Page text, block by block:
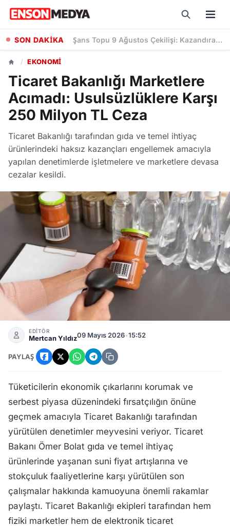
SON DAKİKA Kademeli Emeklilikte 1999 Sonrası Sigortalılar İçin Yaş Ve Prim Günü Şartları Neler?
/ EKONOMI
Ticaret Bakanlığı Marketlere
Acımadı: Usulsüzlüklere Karşı
250 Milyon TL Ceza
Ticaret Bakanlığı tarafından gıda ve temel ihtiyaç
ürünlerindeki haksız kazançları engellemek amacıyla
yapılan denetimlerde işletmelere ve marketlere devasa
cezalar kesildi.
Ticaret Bakanlığı Marketlere Acımadı: Usulsüzlüklere
EDİTÖR
Mertcan Yıldız09 Mayıs 2026•15:52
PAYLAŞ
Tüketicilerin ekonomik çıkarlarını korumak ve
serbest piyasa düzenindeki fırsatçılığın önüne
geçmek amacıyla Ticaret Bakanlığı tarafından
yürütülen denetimler meyvesini veriyor. Ticaret
Bakanı Ömer Bolat gıda ve temel ihtiyaç
ürünlerinde yaşanan suni fiyat artışlarına ve
stokçuluk faaliyetlerine karşı yürütülen son
çalışmalar hakkında kamuoyuna önemli rakamlar
paylaştı. Ticaret Bakanlığı ekipleri tarafından hem
fiziki marketler hem de elektronik ticaret